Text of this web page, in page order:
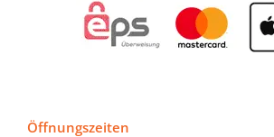
Öffnungszeiten